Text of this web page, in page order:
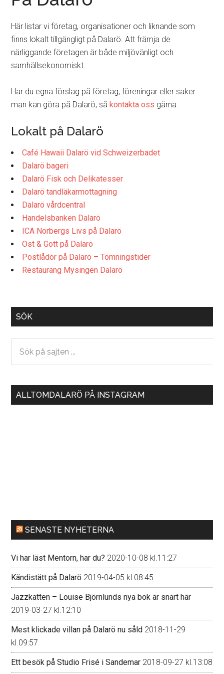
Här listar vi företag, organisationer och liknande som
finns lokalt tillgängligt på Dalarö. Att främja de
närliggande företagen är både miljövänligt och
samhällsekonomiskt.
Har du egna förslag på företag, föreningar eller saker
man kan göra på Dalarö, så kontakta oss gärna.
Lokalt på Dalarö
Café Hawaii Dalarö vid Schweizerbadet
Dalarö bageri
Dalarö Fisk och Delikatesser
Dalarö tandläkarmottagning
Dalarö vårdcentral
Handelsbanken Dalarö
ICA Norbergs Livs på Dalarö
Ost & Gott på Dalarö
Postlådor på Dalarö – Tömningstider
Restaurang Mysingen Dalarö
Primary
Sidebar
SÖK
...
ALLTOMDALARÖ PÅ INSTAGRAM
SENASTE NYHETERNA
Vi har läst Mentorn, har du? 2020-10-08 kl.11:27
Kändistätt på Dalarö 2019-04-05 kl.08:45
Jazzkatten – Louise Björnlunds nya bok är snart här
2019-03-27 kl.12:10
Mest klickade villan på Dalarö nu såld 2018-11-29
kl.09:57
Ett besök på Studio Frisé i Sandemar 2018-09-27 kl.13:08